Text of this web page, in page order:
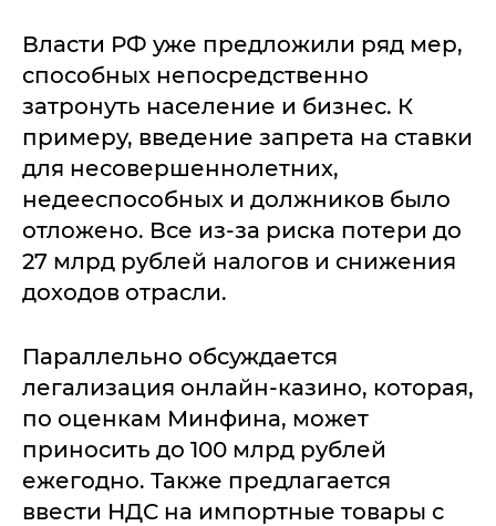
Власти РФ уже предложили ряд мер,
способных непосредственно
затронуть население и бизнес. К
примеру, введение запрета на ставки
для несовершеннолетних,
недееспособных и должников было
отложено. Все из-за риска потери до
27 млрд рублей налогов и снижения
доходов отрасли.
Параллельно обсуждается
легализация онлайн-казино, которая,
по оценкам Минфина, может
приносить до 100 млрд рублей
ежегодно. Также предлагается
ввести НДС на импортные товары с